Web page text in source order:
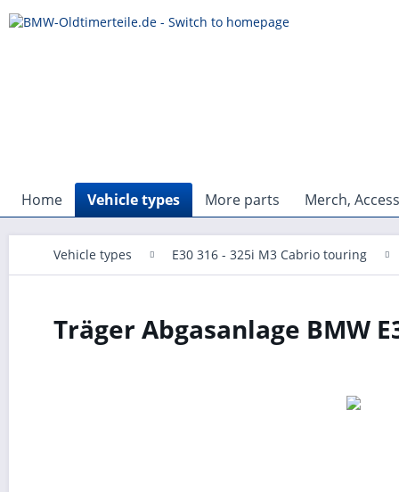
Home Vehicle types More parts Merch,
Vehicle types E30 316 - 325i M3 Cabrio touring
Träger Abgasanlage BMW